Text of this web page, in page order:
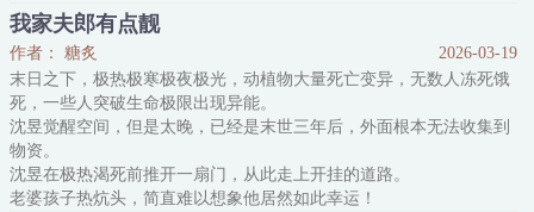
成亲后，清水村的小院里，腌菜的坛坛罐罐渐渐摆满。
炊烟一起，便连起了灶台上的四季三餐——
春日新笋配粥，夏夜凉面爽口。
秋腌的脆萝卜能下一碗饭，冬日的热汤里浮着自家手打的肉丸。
从春到冬，两人一个守摊，一个持家，日子过得和和美美。
阅读指南：
我家夫郎有点靓
作者： 糖炙
2026-03-19
末日之下，极热极寒极夜极光，动植物大量死亡变异，无数人冻死饿
死，一些人突破生命极限出现异能。
沈昱觉醒空间，但是太晚，已经是末世三年后，外面根本无法收集到
物资。
沈昱在极热渴死前推开一扇门，从此走上开挂的道路。
老婆孩子热炕头，简直难以想象他居然如此幸运！